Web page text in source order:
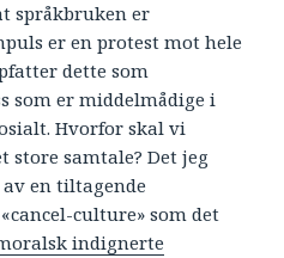
språkbruken er
er en protest mot hele
dette som
som er middelmådige i
Hvorfor skal vi
store samtale? Det jeg
en tiltagende
culture» som det
indignerte